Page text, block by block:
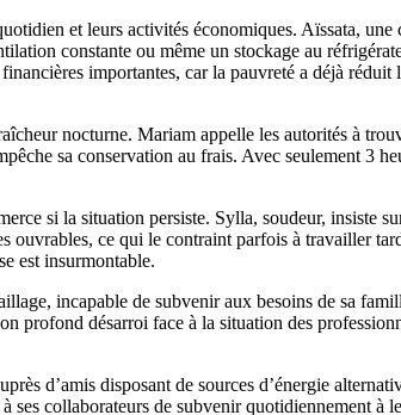
et leurs activités économiques. Aïssata,
constante ou même un stockage au
importantes, car la pauvreté a déjà
nocturne. Mariam appelle les autorités à
sa conservation au frais. Avec seulement 3
si la situation persiste. Sylla, soudeur, insiste
ce qui le contraint parfois à travailler
est insurmontable.
incapable de subvenir aux besoins de sa
profond désarroi face à la situation des
d’amis disposant de sources d’énergie
collaborateurs de subvenir quotidiennement à